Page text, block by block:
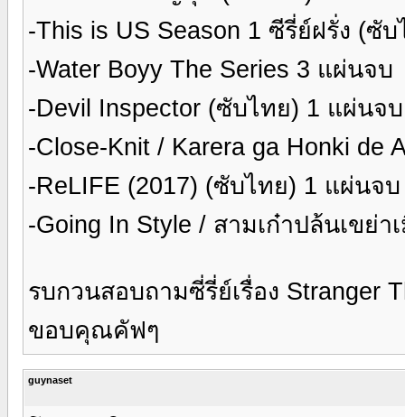
-This is US Season 1 ซีรี่ย์ฝรั่ง (ซั
-Water Boyy The Series 3 แผ่นจบ
-Devil Inspector (ซับไทย) 1 แผ่นจบ
-Close-Knit / Karera ga Honki de
-ReLIFE (2017) (ซับไทย) 1 แผ่นจบ
-Going In Style / สามเก๋าปล้นเขย่
รบกวนสอบถามซี่รี่ย์เรื่อง Stranger
ขอบคุณคัฟๆ
guynaset